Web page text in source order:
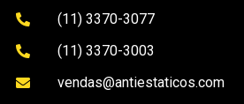
 (11) 3370-3077
 (11) 3370-3003
 vendas@antiestaticos.com